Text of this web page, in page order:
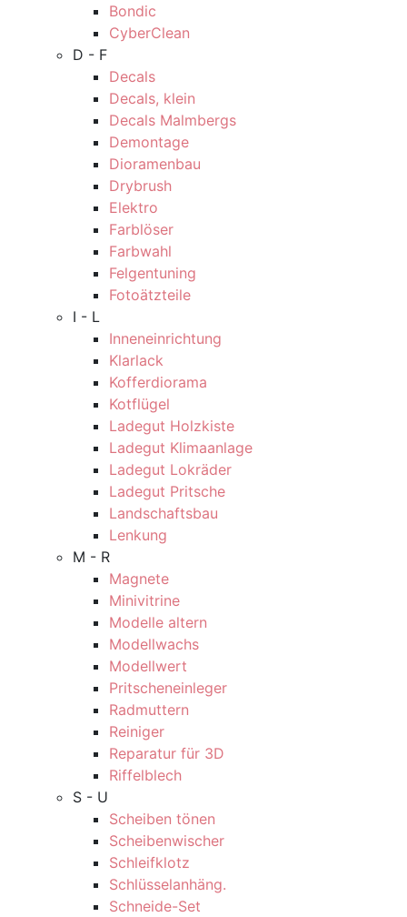
Bondic
CyberClean
D - F
Decals
Decals, klein
Decals Malmbergs
Demontage
Dioramenbau
Drybrush
Elektro
Farblöser
Farbwahl
Felgentuning
Fotoätzteile
I - L
Inneneinrichtung
Klarlack
Kofferdiorama
Kotflügel
Ladegut Holzkiste
Ladegut Klimaanlage
Ladegut Lokräder
Ladegut Pritsche
Landschaftsbau
Lenkung
M - R
Magnete
Minivitrine
Modelle altern
Modellwachs
Modellwert
Pritscheneinleger
Radmuttern
Reiniger
Reparatur für 3D
Riffelblech
S - U
Scheiben tönen
Scheibenwischer
Schleifklotz
Schlüsselanhäng.
Schneide-Set